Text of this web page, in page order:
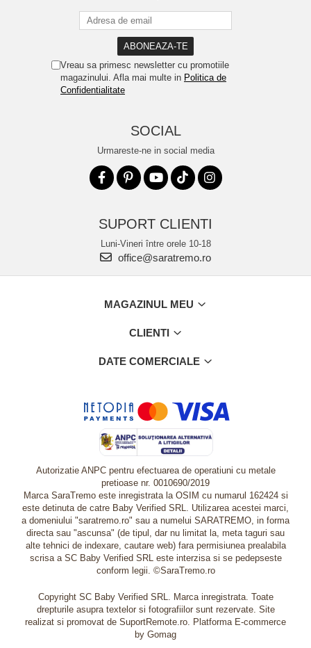
Vreau sa primesc newsletter cu promotiile
magazinului. Afla mai multe in Politica de
Confidentialitate
SOCIAL
Urmareste-ne in social media
SUPORT CLIENTI
Luni-Vineri între orele 10-18
office@saratremo.ro
MAGAZINUL MEU
CLIENTI
DATE COMERCIALE
Autorizatie ANPC pentru efectuarea de operatiuni cu metale
pretioase nr. 0010690/2019
Marca SaraTremo este inregistrata la OSIM cu numarul 162424 si
este detinuta de catre Baby Verified SRL. Utilizarea acestei marci,
a domeniului "saratremo.ro" sau a numelui SARATREMO, in forma
directa sau "ascunsa" (de tipul, dar nu limitat la, meta taguri sau
alte tehnici de indexare, cautare web) fara permisiunea prealabila
scrisa a SC Baby Verified SRL este interzisa si se pedepseste
conform legii. ©SaraTremo.ro
Copyright SC Baby Verified SRL. Marca inregistrata. Toate
drepturile asupra textelor si fotografiilor sunt rezervate. Site
realizat si promovat de SuportRemote.ro. Platforma E-commerce
by Gomag